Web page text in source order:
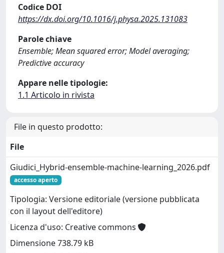
Codice DOI
https://dx.doi.org/10.1016/j.physa.2025.131083
Parole chiave
Ensemble; Mean squared error; Model averaging;
Predictive accuracy
Appare nelle tipologie:
1.1 Articolo in rivista
File in questo prodotto:
File
Giudici_Hybrid-ensemble-machine-learning_2026.pdf
accesso aperto
Tipologia: Versione editoriale (versione pubblicata
con il layout dell'editore)
Licenza d'uso: Creative commons
Dimensione 738.79 kB